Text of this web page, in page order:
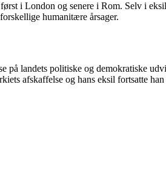
i London og senere i Rom. Selv i
humanitære årsager.
landets politiske og demokratiske
afskaffelse og hans eksil fortsatte